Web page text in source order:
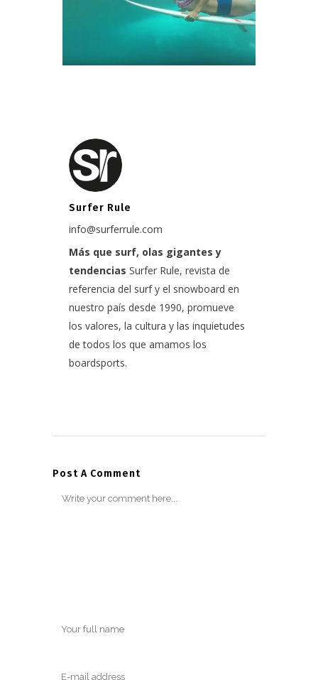
Surfer Rule
info@surferrule.com
Más que surf, olas gigantes y
tendencias Surfer Rule, revista de
referencia del surf y el snowboard en
nuestro país desde 1990, promueve
los valores, la cultura y las inquietudes
de todos los que amamos los
boardsports.
Post A Comment